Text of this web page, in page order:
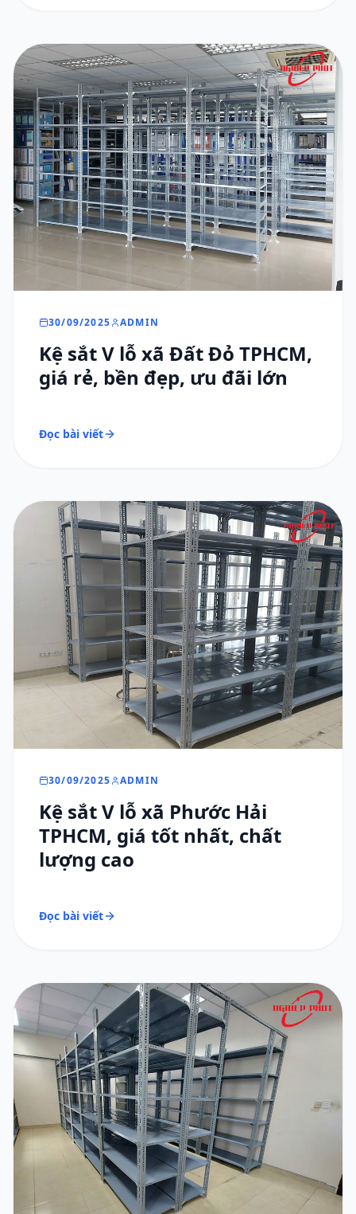
30/09/2025 ADMIN
Kệ sắt V lỗ xã Đất Đỏ TPHCM,
giá rẻ, bền đẹp, ưu đãi lớn
Đọc bài viết
30/09/2025 ADMIN
Kệ sắt V lỗ xã Phước Hải
TPHCM, giá tốt nhất, chất
lượng cao
Đọc bài viết